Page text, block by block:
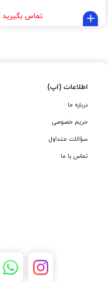
تماس بگیرید
اطلاعات (اپ)
درباره ما
حریم خصوصی
سؤالات متداول
تماس با ما